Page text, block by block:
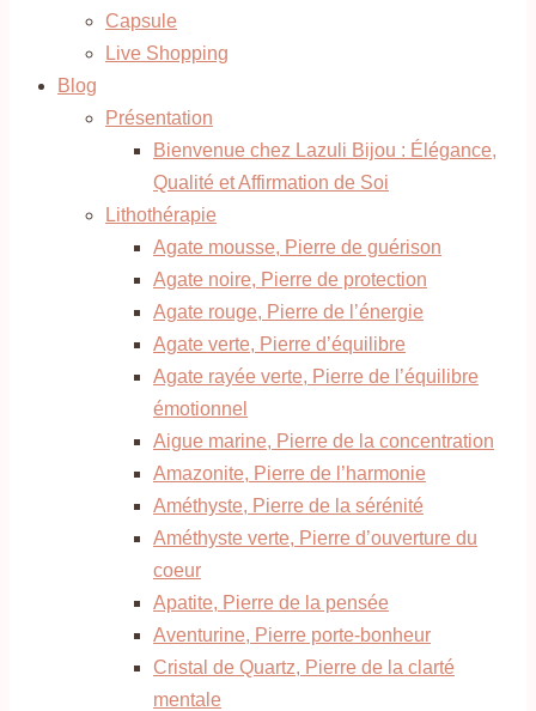
Capsule
Live Shopping
Blog
Présentation
Bienvenue chez Lazuli Bijou : Élégance,
Qualité et Affirmation de Soi
Lithothérapie
Agate mousse, Pierre de guérison
Agate noire, Pierre de protection
Agate rouge, Pierre de l’énergie
Agate verte, Pierre d’équilibre
Agate rayée verte, Pierre de l’équilibre
émotionnel
Aigue marine, Pierre de la concentration
Amazonite, Pierre de l’harmonie
Améthyste, Pierre de la sérénité
Améthyste verte, Pierre d’ouverture du
coeur
Apatite, Pierre de la pensée
Aventurine, Pierre porte-bonheur
Cristal de Quartz, Pierre de la clarté
mentale